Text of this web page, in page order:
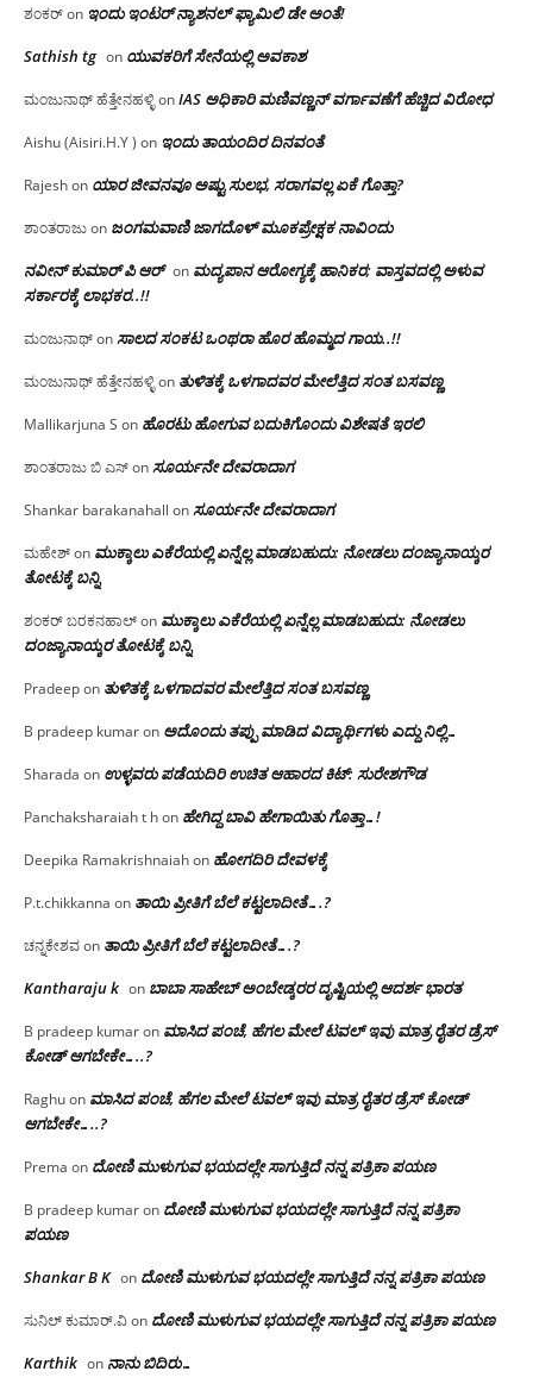
ಶಂಕರ್on ಇಂದು ಇಂಟರ್ ನ್ಯಾಶನಲ್ ಫ್ಯಾಮಿಲಿ ಡೇ ಅಂತೆ!
Sathish tg on ಯುವಕರಿಗೆ ಸೇನೆಯಲ್ಲಿ ಅವಕಾಶ
ಮಂಜುನಾಥ್ ಹೆತ್ತೇನಹಳ್ಳಿonIAS ಅಧಿಕಾರಿ ಮಣಿವಣ್ಣನ್ ವರ್ಗಾವಣೆಗೆ ಹೆಚ್ಚಿದ‌ ವಿರೋಧ
Aishu (Aisiri.H.Y ) on ಇಂದು ತಾಯಂದಿರ ದಿನವಂತೆ
Rajeshon ಯಾರ ಜೀವನವೂ ಅಷ್ಟು ಸುಲಭ, ಸರಾಗವಲ್ಲ ಏಕೆ ಗೊತ್ತಾ?
ಶಾಂತರಾಜುon ಜಂಗಮವಾಣಿ ಜಾಗದೊಳ್ ಮೂಕಪ್ರೇಕ್ಷಕ ನಾವಿಂದು
ನವೀನ್ ಕುಮಾರ್ ಪಿ ಆರ್ on ಮದ್ಯಪಾನ ಆರೋಗ್ಯಕ್ಕೆ ಹಾನಿಕರ; ವಾಸ್ತವದಲ್ಲಿ ಅಳುವ
ಸರ್ಕಾರಕ್ಕೆ ಲಾಭಕರ..!!
ಮಂಜುನಾಥ್onಸಾಲದ ಸಂಕಟ ಒಂಥರಾ ಹೊರ ಹೊಮ್ಮದ ಗಾಯ..!!
ಮಂಜುನಾಥ್ ಹೆತ್ತೇನಹಳ್ಳಿon ತುಳಿತಕ್ಕೆ ಒಳಗಾದವರ ಮೇಲೆತ್ತಿದ ಸಂತ ಬಸವಣ್ಣ
Mallikarjuna S on ಹೊರಟು ಹೋಗುವ ಬದುಕಿಗೊಂದು ವಿಶೇಷತೆ ಇರಲಿ
ಶಾಂತರಾಜು ಬಿ ಎಸ್onಸೂರ್ಯನೇ ದೇವರಾದಾಗ
Shankar barakanahall onಸೂರ್ಯನೇ ದೇವರಾದಾಗ
ಮಹೇಶ್on ಮುಕ್ಕಾಲು ಎಕೆರೆಯಲ್ಲಿ ಏನ್ನೆಲ್ಲ‌ ಮಾಡಬಹುದು: ನೋಡಲು ದಂಜ್ಯಾನಾಯ್ಕರ
ತೋಟಕ್ಕೆ ಬನ್ನಿ
ಶಂಕರ್ ಬರಕನಹಾಲ್on ಮುಕ್ಕಾಲು ಎಕೆರೆಯಲ್ಲಿ ಏನ್ನೆಲ್ಲ‌ ಮಾಡಬಹುದು: ನೋಡಲು
ದಂಜ್ಯಾನಾಯ್ಕರ ತೋಟಕ್ಕೆ ಬನ್ನಿ
Pradeepon ತುಳಿತಕ್ಕೆ ಒಳಗಾದವರ ಮೇಲೆತ್ತಿದ ಸಂತ ಬಸವಣ್ಣ
B pradeep kumaron ಅದೊಂದು ತಪ್ಪು ಮಾಡಿದ ವಿದ್ಯಾರ್ಥಿಗಳು ಎದ್ದು ನಿಲ್ಲಿ…
Sharada on ಉಳ್ಳವರು ಪಡೆಯದಿರಿ ಉಚಿತ ಆಹಾರದ ಕಿಟ್: ಸುರೇಶಗೌಡ
Panchaksharaiah t hon ಹೇಗಿದ್ದ ಬಾವಿ ಹೇಗಾಯಿತು ಗೊತ್ತಾ…!
Deepika Ramakrishnaiahon ಹೋಗದಿರಿ ದೇವಳಕ್ಕೆ
P.t.chikkanna on ತಾಯಿ ಪ್ರೀತಿಗೆ ಬೆಲೆ ಕಟ್ಟಲಾದೀತೆ….?
ಚನ್ನಕೇಶವon ತಾಯಿ ಪ್ರೀತಿಗೆ ಬೆಲೆ ಕಟ್ಟಲಾದೀತೆ….?
Kantharaju k on ಬಾಬಾ ಸಾಹೇಬ್ ಅಂಬೇಡ್ಕರರ ದೃಷ್ಟಿಯಲ್ಲಿ ಆದರ್ಶ ಭಾರತ
B pradeep kumaron ಮಾಸಿದ ಪಂಚೆ, ಹೆಗಲ ಮೇಲೆ ಟವಲ್‌ ಇವು ಮಾತ್ರ ರೈತರ ಡ್ರೆಸ್‌
ಕೋಡ್ ಆಗಬೇಕೇ…..?‌
Raghuon ಮಾಸಿದ ಪಂಚೆ, ಹೆಗಲ ಮೇಲೆ ಟವಲ್‌ ಇವು ಮಾತ್ರ ರೈತರ ಡ್ರೆಸ್‌ ಕೋಡ್
ಆಗಬೇಕೇ…..?‌
Prema on ದೋಣಿ ಮುಳುಗುವ ಭಯದಲ್ಲೇ ಸಾಗುತ್ತಿದೆ ನನ್ನ ಪತ್ರಿಕಾ ಪಯಣ
B pradeep kumaron ದೋಣಿ ಮುಳುಗುವ ಭಯದಲ್ಲೇ ಸಾಗುತ್ತಿದೆ ನನ್ನ ಪತ್ರಿಕಾ
ಪಯಣ
Shankar B K on ದೋಣಿ ಮುಳುಗುವ ಭಯದಲ್ಲೇ ಸಾಗುತ್ತಿದೆ ನನ್ನ ಪತ್ರಿಕಾ ಪಯಣ
ಸುನಿಲ್ ಕುಮಾರ್.ವಿon ದೋಣಿ ಮುಳುಗುವ ಭಯದಲ್ಲೇ ಸಾಗುತ್ತಿದೆ ನನ್ನ ಪತ್ರಿಕಾ ಪಯಣ
Karthik on ನಾನು ಬಿದಿರು…